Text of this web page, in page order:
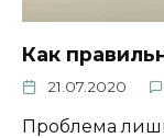
Как
21.07.2020
Проблема